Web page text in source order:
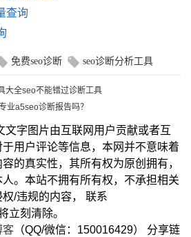
查询
免费seo诊断 seo诊断分析工具
大全seo不能错过诊断工具
业a5seo诊断报告吗？
文字图片由互联网用户贡献或者互
用户评论等信息，本网并不意味着
的真实性，其所有权为原创拥有，
。本站不拥有所有权，不承担相关
/违规的内容， 联系
立刻清除。
客 （QQ/微信：150016429） 分享链